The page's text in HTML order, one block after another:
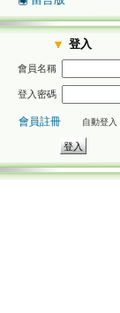
登入
會員名稱
登入密碼
會員註冊 自動登入